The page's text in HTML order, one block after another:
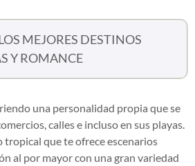
MEJORES DESTINOS
Y ROMANCE
una personalidad propia que se
calles e incluso en sus playas.
tropical que te ofrece escenarios
al por mayor con una gran variedad